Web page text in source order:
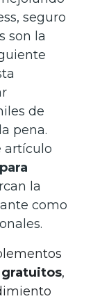
seguro
son la
de
pena.
artículo
la
como
gratuitos,